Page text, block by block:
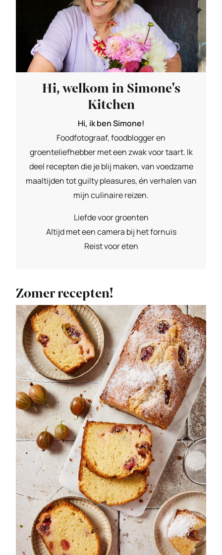
Hi, welkom in Simone's
Kitchen
Hi, ik ben Simone!
Foodfotograaf, foodblogger en
groenteliefhebber met een zwak voor taart. Ik
deel recepten die je blij maken, van voedzame
maaltijden tot guilty pleasures, én verhalen van
mijn culinaire reizen.
Liefde voor groenten
Altijd met een camera bij het fornuis
Reist voor eten
Zomer recepten!